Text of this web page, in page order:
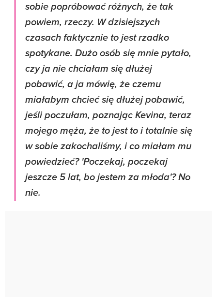
sobie popróbować różnych, że tak
powiem, rzeczy. W dzisiejszych
czasach faktycznie to jest rzadko
spotykane. Dużo osób się mnie pytało,
czy ja nie chciałam się dłużej
pobawić, a ja mówię, że czemu
miałabym chcieć się dłużej pobawić,
jeśli poczułam, poznając Kevina, teraz
mojego męża, że to jest to i totalnie się
w sobie zakochaliśmy, i co miałam mu
powiedzieć? 'Poczekaj, poczekaj
jeszcze 5 lat, bo jestem za młoda'? No
nie.